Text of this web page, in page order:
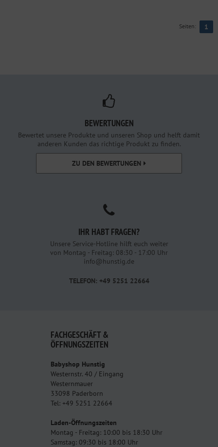
Seiten: 1
BEWERTUNGEN
Bewertet unsere Produkte und unseren Shop und helft damit
anderen Kunden das richtige Produkt zu finden.
ZU DEN BEWERTUNGEN
IHR HABT FRAGEN?
Unsere Service-Hotline hilft euch weiter
von Montag - Freitag: 08:30 - 17:00 Uhr
info@hunstig.de
TELEFON: +49 5251 22664
FACHGESCHÄFT &
ÖFFNUNGSZEITEN
Babyshop Hunstig
Westernstr. 40 / Eingang
Westernmauer
33098 Paderborn
Tel: +49 5251 22664
Laden-Öffnungszeiten
Montag - Freitag: 10:00 bis 18:30 Uhr
Samstag: 09:30 bis 18:00 Uhr